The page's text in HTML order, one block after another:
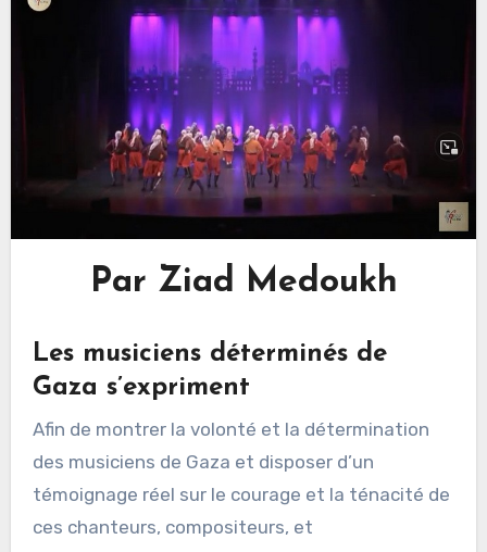
Par Ziad Medoukh
Les musiciens déterminés de
Gaza s’expriment
Afin de montrer la volonté et la détermination
des musiciens de Gaza et disposer d’un
témoignage réel sur le courage et la ténacité de
ces chanteurs, compositeurs, et